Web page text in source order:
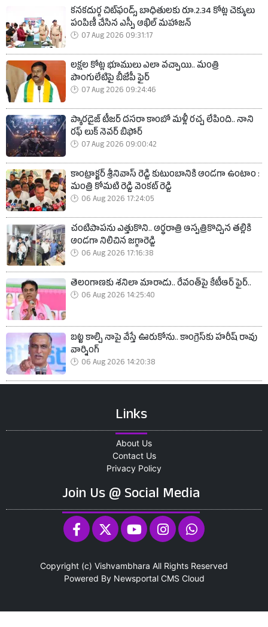
కనకదుర్గ చిట్‌ఫండ్స్ బాధితులకు రూ.2.34 కోట్ల చెక్కులు
పంపిణీ చేసిన ఎస్పీ అఖిల్ మహాజన్
07 Aug 2026 09:31:17
లక్షల కోట్ల భూములు ఎలా వచ్చాయి.. మంత్రి
పొంగులేటిపై బీజేపీ ఫైర్
07 Aug 2026 09:24:46
ప్యారడైజ్ టీజర్ దసరా కాంబో మళ్లీ రచ్చ లేపింది.. నాని
రఫ్ లుక్ నెవర్ బిఫోర్
07 Aug 2026 09:00:42
కాంట్రాక్టర్ శ్రీనివాస్ రెడ్డి కుటుంబానికి అండగా ఉంటాం :
మంత్రి కోమటి రెడ్డి వెంకట్ రెడ్డి
06 Aug 2026 17:24:05
చంటిపాపను ఎత్తుకొని.. అర్ధరాత్రి ఆస్పత్రికొచ్చిన తల్లికి
అండగా నిలిచిన జగ్గారెడ్డి
06 Aug 2026 17:16:38
తెలంగాణకు శనిలా మారాడు.. రేవంత్‌పై కేటీఆర్ ఫైర్..
06 Aug 2026 14:25:40
బట్ట కాల్చి నాపై వేస్తే ఊరుకోను.. కాంగ్రెస్‌కు హరీష్ రావు
వార్నింగ్
06 Aug 2026 14:20:38
Links
About Us
Contact Us
Privacy Policy
Join Us @ Social Media
Copyright (c) Vishvambhara All Rights Reserved
Powered By Newsportal CMS Cloud